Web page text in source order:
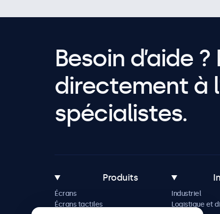
Besoin d’aide
directement à
spécialistes.
Produits
Écrans
Écrans tactiles
Industriel
Logistique et